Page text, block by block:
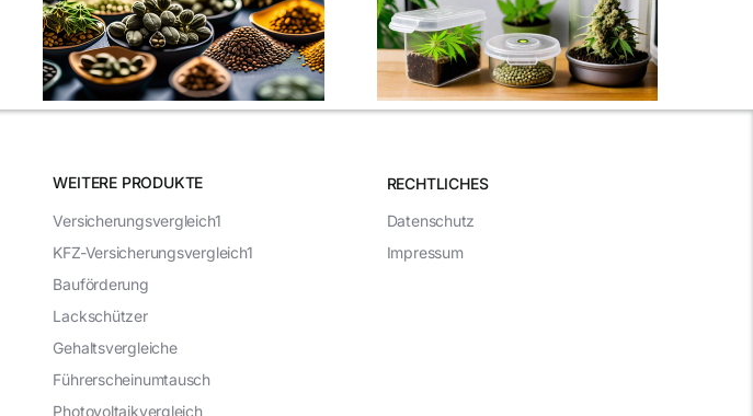
Cannabis Samen
kaufen: Beste Sorten
und Tipps
Die besten
Cannabissamen für
Anfänger: Eine
umfassende Anleitung
WEITERE PRODUKTE RECHTLICHES
Versicherungsvergleich1
KFZ-Versicherungsvergleich1
Bauförderung
Lackschützer
Gehaltsvergleiche
Führerscheinumtausch
Photovoltaikvergleich
Datenschutz
Impressum